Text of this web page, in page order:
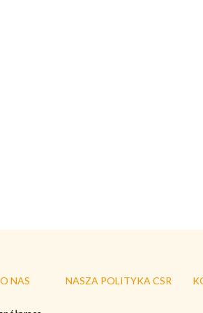
O NAS NASZA POLITYKA CSR